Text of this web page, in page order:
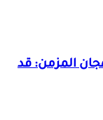
المزمن: قد